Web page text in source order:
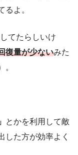
るよ。
てたらしいけ
復量が少ないみた
。
とかを利用して敵
した方が効率よく